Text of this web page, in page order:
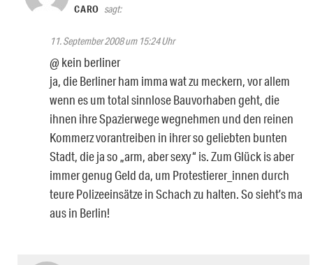
CARO sagt:
11. September 2008 um 15:24 Uhr
@ kein berliner
ja, die Berliner ham imma wat zu meckern, vor allem
wenn es um total sinnlose Bauvorhaben geht, die
ihnen ihre Spazierwege wegnehmen und den reinen
Kommerz vorantreiben in ihrer so geliebten bunten
Stadt, die ja so „arm, aber sexy“ is. Zum Glück is aber
immer genug Geld da, um Protestierer_innen durch
teure Polizeeinsätze in Schach zu halten. So sieht’s ma
aus in Berlin!